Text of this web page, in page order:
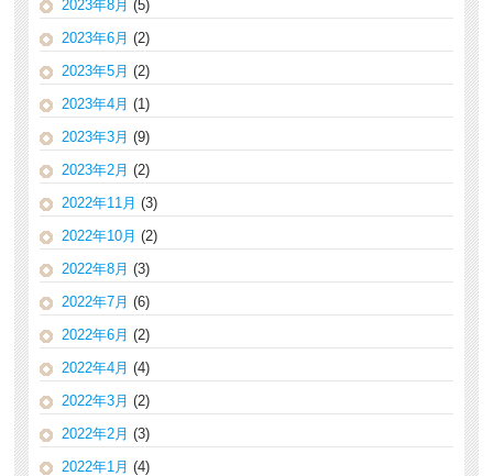
2023年8月 (5)
2023年6月 (2)
2023年5月 (2)
2023年4月 (1)
2023年3月 (9)
2023年2月 (2)
2022年11月 (3)
2022年10月 (2)
2022年8月 (3)
2022年7月 (6)
2022年6月 (2)
2022年4月 (4)
2022年3月 (2)
2022年2月 (3)
2022年1月 (4)